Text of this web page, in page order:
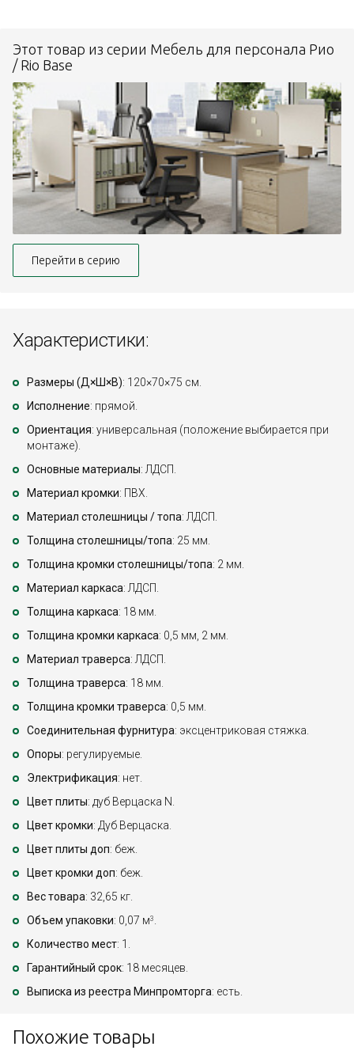
Этот товар из серии Мебель для персонала Рио
/ Rio Base
Перейти в серию
Характеристики:
Размеры (Д×Ш×В): 120×70×75 см.
Исполнение: прямой.
Ориентация: универсальная (положение выбирается при
монтаже).
Основные материалы: ЛДСП.
Материал кромки: ПВХ.
Материал столешницы / топа: ЛДСП.
Толщина столешницы/топа: 25 мм.
Толщина кромки столешницы/топа: 2 мм.
Материал каркаса: ЛДСП.
Толщина каркаса: 18 мм.
Толщина кромки каркаса: 0,5 мм, 2 мм.
Материал траверса: ЛДСП.
Толщина траверса: 18 мм.
Толщина кромки траверса: 0,5 мм.
Соединительная фурнитура: эксцентриковая стяжка.
Опоры: регулируемые.
Электрификация: нет.
Цвет плиты: дуб Верцаска N.
Цвет кромки: Дуб Верцаска.
Цвет плиты доп: беж.
Цвет кромки доп: беж.
Вес товара: 32,65 кг.
Объем упаковки: 0,07 м3 .
Количество мест: 1.
Гарантийный срок: 18 месяцев.
Выписка из реестра Минпромторга: есть.
Похожие товары